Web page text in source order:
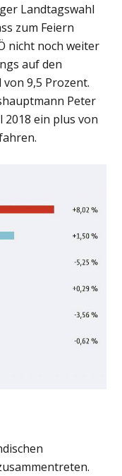
Landtagswahl
zum Feiern
nicht noch weiter
auf den
9,5 Prozent.
Peter
2018 ein plus von